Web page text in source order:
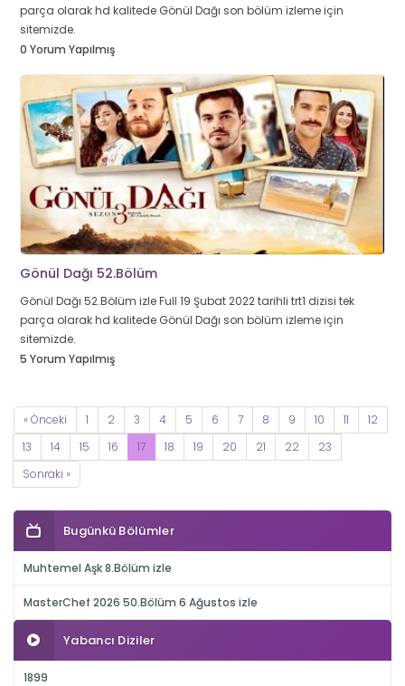
parça olarak hd kalitede Gönül Dağı son bölüm izleme için
sitemizde.
0 Yorum Yapılmış
Gönül Dağı 52.Bölüm
Gönül Dağı 52.Bölüm izle Full 19 Şubat 2022 tarihli trt1 dizisi tek
parça olarak hd kalitede Gönül Dağı son bölüm izleme için
sitemizde.
5 Yorum Yapılmış
« Önceki 1 2 3 4 5 6 7 8 9 10 11
12
13
14 15 16 17 18 19 20 21 22
23
Sonraki »
Bugünkü Bölümler
Muhtemel Aşk 8.Bölüm izle
MasterChef 2026 50.Bölüm 6 Ağustos izle
Yabancı Diziler
1899